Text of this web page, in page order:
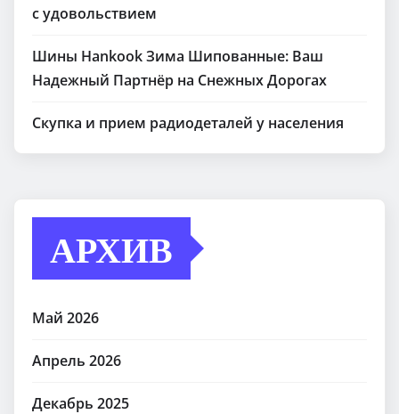
с удовольствием
Шины Hankook Зима Шипованные: Ваш
Надежный Партнёр на Снежных Дорогах
Скупка и прием радиодеталей у населения
АРХИВ
Май 2026
Апрель 2026
Декабрь 2025